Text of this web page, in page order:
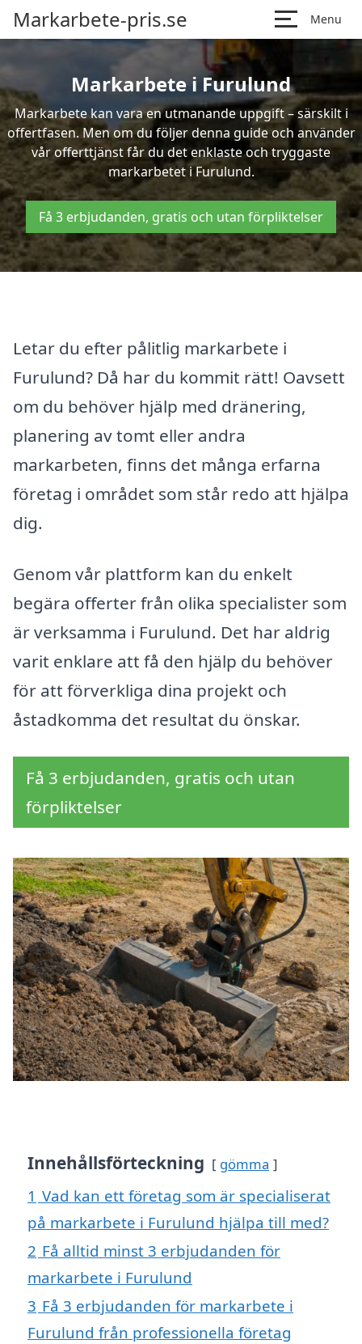
Markarbete-pris.se Menu
Markarbete i Furulund
Markarbete kan vara en utmanande uppgift – särskilt i
offertfasen. Men om du följer denna guide och använder
vår offerttjänst får du det enklaste och tryggaste
markarbetet i Furulund.
Få 3 erbjudanden, gratis och utan förpliktelser
Letar du efter pålitlig markarbete i
Furulund? Då har du kommit rätt! Oavsett
om du behöver hjälp med dränering,
planering av tomt eller andra
markarbeten, finns det många erfarna
företag i området som står redo att hjälpa
dig.
Genom vår plattform kan du enkelt
begära offerter från olika specialister som
är verksamma i Furulund. Det har aldrig
varit enklare att få den hjälp du behöver
för att förverkliga dina projekt och
åstadkomma det resultat du önskar.
Få 3 erbjudanden, gratis och utan
förpliktelser
Innehållsförteckning gömma
1 Vad kan ett företag som är specialiserat
på markarbete i Furulund hjälpa till med?
2 Få alltid minst 3 erbjudanden för
markarbete i Furulund
3 Få 3 erbjudanden för markarbete i
Furulund från professionella företag